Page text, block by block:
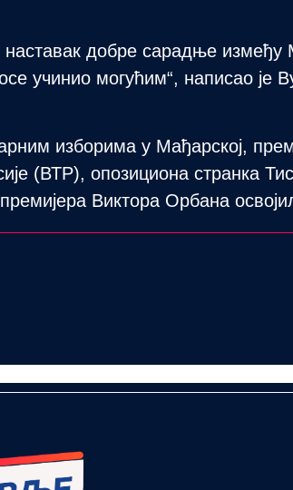
добре сарадње између
учинио могућим“, написао је
изборима у Мађарској,
(ВТР), опозициона странка
Виктора Орбана